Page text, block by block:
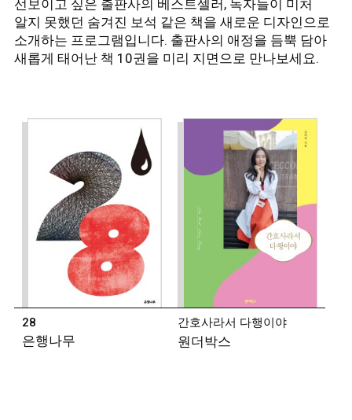
◾강화길 (소설가)
1986년 전북 전주 출생. 2012년 경향신문 신춘문예로
한겨레문학상과 제8회 젊은작가상, 2018년 제10회
구상문학상 젊은작가상, 2020년 제11회 젊은작가상을
수상했다.
문보영 (시인)
1992년 제주 출생. 2016년 중앙일보로 등단했다. 시집
『책기둥』 『배틀그라운드』, 산문집으로 『사람을
미워하는 가장 다정한 방식』 『준최선의 롱런』이
2017년 제36회 김수영문학상을 수상했다.
◾서윤후 (시인)
1990년 전북 정읍 출생. 2009년 『현대시』로
선보이고 싶은 출판사의 베스트셀러, 독자들이 미처
알지 못했던 숨겨진 보석 같은 책을 새로운 디자인으로
소개하는 프로그램입니다. 출판사의 애정을 듬뿍 담아
새롭게 태어난 책 10권을 미리 지면으로 만나보세요.
28
은행나무
간호사라서 다행이야
원더박스